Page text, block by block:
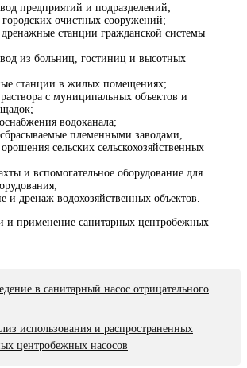
предприятий и подразделений;
городских очистных сооружений;
станции гражданской системы
из больниц, гостиниц и высотных
станции в жилых помещениях;
с муниципальных объектов и
водоканала;
племенными заводами,
сельских сельскохозяйственных
и вспомогательное оборудование для
и дренаж водохозяйственных объектов.
в санитарный насос отрицательного
использования и распространенных
центробежных насосов